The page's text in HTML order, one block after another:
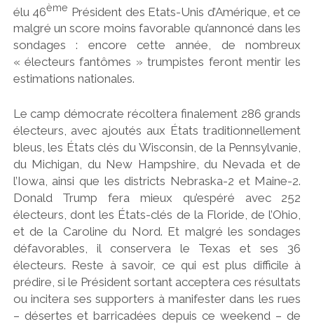
élu 46ème Président des Etats-Unis d’Amérique, et ce
malgré un score moins favorable qu’annoncé dans les
sondages : encore cette année, de nombreux
« électeurs fantômes » trumpistes feront mentir les
estimations nationales.
Le camp démocrate récoltera finalement 286 grands
électeurs, avec ajoutés aux États traditionnellement
bleus, les États clés du Wisconsin, de la Pennsylvanie,
du Michigan, du New Hampshire, du Nevada et de
l’Iowa, ainsi que les districts Nebraska-2 et Maine-2.
Donald Trump fera mieux qu’espéré avec 252
électeurs, dont les États-clés de la Floride, de l’Ohio,
et de la Caroline du Nord. Et malgré les sondages
défavorables, il conservera le Texas et ses 36
électeurs. Reste à savoir, ce qui est plus difficile à
prédire, si le Président sortant acceptera ces résultats
ou incitera ses supporters à manifester dans les rues
– désertes et barricadées depuis ce weekend – de